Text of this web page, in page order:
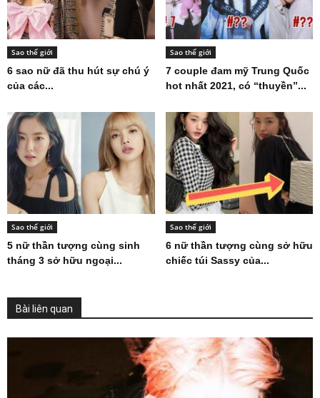
Sao thế giới
6 sao nữ đã thu hút sự chú ý
của các...
Sao thế giới
7 couple đam mỹ Trung Quốc
hot nhất 2021, có “thuyền”...
Sao thế giới
5 nữ thần tượng cùng sinh
tháng 3 sở hữu ngoại...
Sao thế giới
6 nữ thần tượng cùng sở hữu
chiếc túi Sassy của...
Bài liên quan